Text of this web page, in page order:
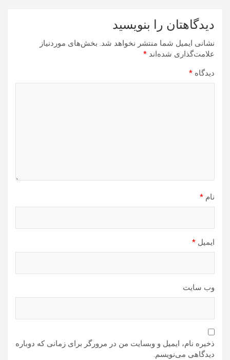
دیدگاهتان را بنویسید
نشانی ایمیل شما منتشر نخواهد شد. بخش‌های موردنیاز
علامت‌گذاری شده‌اند *
دیدگاه *
نام *
ایمیل *
وب‌ سایت
ذخیره نام، ایمیل و وبسایت من در مرورگر برای زمانی که دوباره
دیدگاهی می‌نویسم.